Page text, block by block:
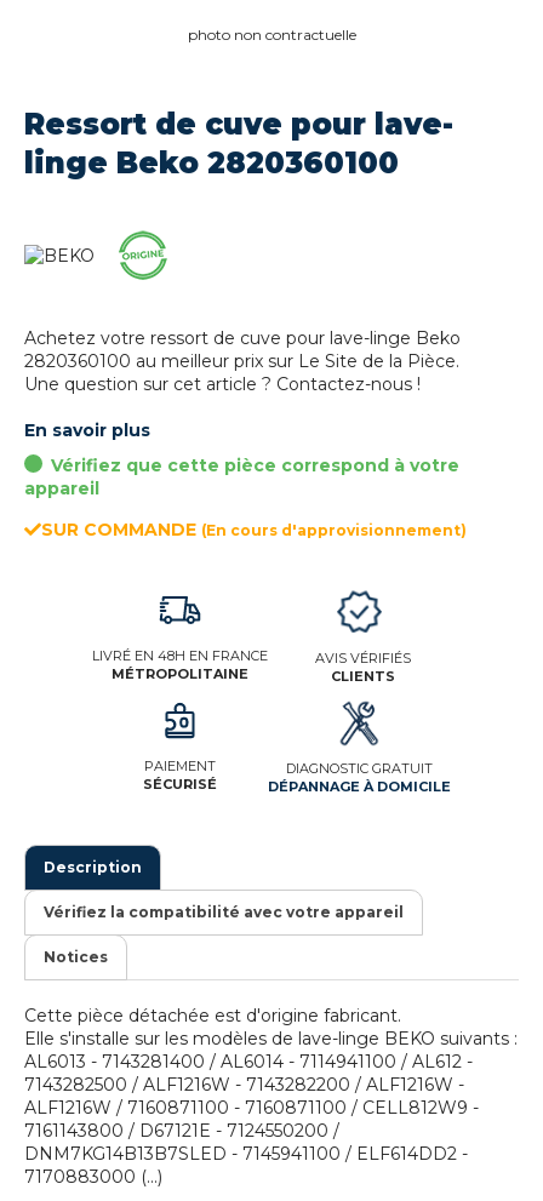
photo non contractuelle
Ressort de cuve pour lave-
linge Beko 2820360100
Achetez votre ressort de cuve pour lave-linge Beko
2820360100 au meilleur prix sur Le Site de la Pièce.
Une question sur cet article ? Contactez-nous !
En savoir plus
Vérifiez que cette pièce correspond à votre
appareil
SUR COMMANDE (En cours d'approvisionnement)
LIVRÉ EN 48H EN FRANCE
MÉTROPOLITAINE
PAIEMENT
SÉCURISÉ
AVIS VÉRIFIÉS
CLIENTS
DIAGNOSTIC GRATUIT
DÉPANNAGE À DOMICILE
Description
Vérifiez la compatibilité avec votre appareil
Notices
Cette pièce détachée est d'origine fabricant.
Elle s'installe sur les modèles de lave-linge BEKO suivants :
AL6013 - 7143281400 / AL6014 - 7114941100 / AL612 -
7143282500 / ALF1216W - 7143282200 / ALF1216W -
ALF1216W / 7160871100 - 7160871100 / CELL812W9 -
7161143800 / D67121E - 7124550200 /
DNM7KG14B13B7SLED - 7145941100 / ELF614DD2 -
7170883000 (...)